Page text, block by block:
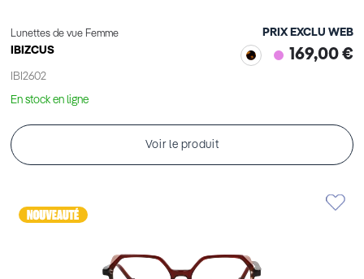
Lunettes de vue Femme
IBIZCUS
IBI2602
PRIX EXCLU WEB
169,00 €
En stock en ligne
Voir le produit